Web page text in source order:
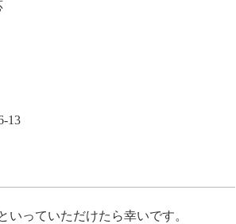
13
っていただけたら幸いです。